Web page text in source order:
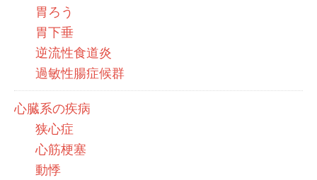
胃ろう
胃下垂
逆流性食道炎
過敏性腸症候群
心臓系の疾病
狭心症
心筋梗塞
動悸